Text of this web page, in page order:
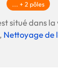
Vos services
... + 2 pôles
situé dans la
, Nettoyage de